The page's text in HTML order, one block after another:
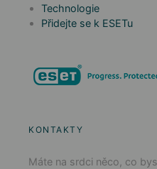
Technologie
Přidejte se k ESETu
KONTAKTY
Máte na srdci něco, co